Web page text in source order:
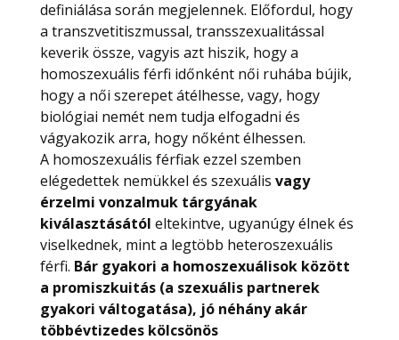
definiálása során megjelennek. Előfordul, hogy
a transzvetitiszmussal, transszexualitással
keverik össze, vagyis azt hiszik, hogy a
homoszexuális férfi időnként női ruhába bújik,
hogy a női szerepet átélhesse, vagy, hogy
biológiai nemét nem tudja elfogadni és
vágyakozik arra, hogy nőként élhessen.
A homoszexuális férfiak ezzel szemben
elégedettek nemükkel és szexuális vagy
érzelmi vonzalmuk tárgyának
kiválasztásától eltekintve, ugyanúgy élnek és
viselkednek, mint a legtöbb heteroszexuális
férfi. Bár gyakori a homoszexuálisok között
a promiszkuitás (a szexuális partnerek
gyakori váltogatása), jó néhány akár
többévtizedes kölcsönös